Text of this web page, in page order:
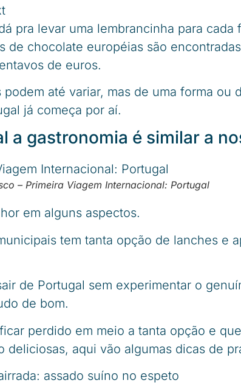
pra levar uma lembrancinha para cada
de chocolate européias são
de euros.
podem até variar, mas de uma forma ou
já começa por aí.
a gastronomia é similar a
– Primeira Viagem Internacional: Portugal
em alguns aspectos.
tem tanta opção de lanches e
de Portugal sem experimentar o
de bom.
perdido em meio a tanta opção e
deliciosas, aqui vão algumas dicas de
assado suíno no espeto